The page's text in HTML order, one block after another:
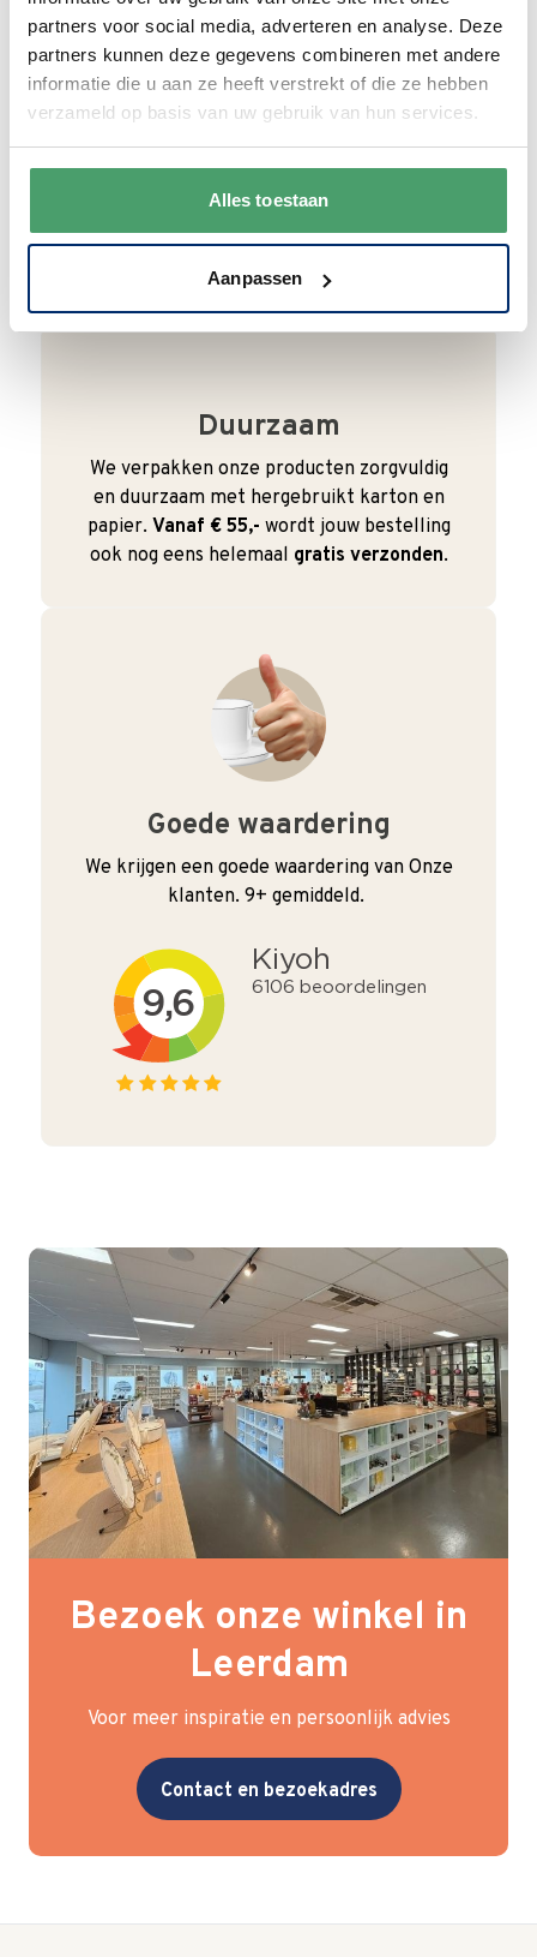
partners voor social media, adverteren en analyse. Deze
partners kunnen deze gegevens combineren met andere
informatie die u aan ze heeft verstrekt of die ze hebben
verzameld op basis van uw gebruik van hun services.
Alles toestaan
Aanpassen
Bel gerust
Wij begrijpen dat je als klant het fijn vindt
om te kunnen bellen. Bij ons kan dat ook
t/m vrijdag van 9:00 - 17:00
Duurzaam
We verpakken onze producten zorgvuldig
en duurzaam met hergebruikt karton en
papier. Vanaf € 55,- wordt jouw bestelling
ook nog eens helemaal gratis verzonden.
Goede waardering
We krijgen een goede waardering van Onze
klanten. 9+ gemiddeld.
Bezoek onze winkel in
Leerdam
Voor meer inspiratie en persoonlijk advies
Contact en bezoekadres